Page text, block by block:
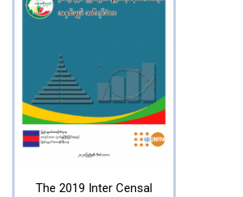
The 2019 Inter Censal